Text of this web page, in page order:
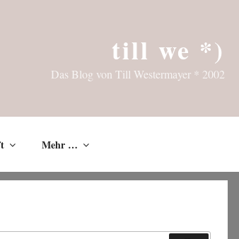
till we *)
Das Blog von Till Westermayer * 2002
Mehr …